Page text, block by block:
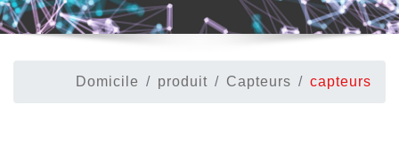
Domicile produit Capteurs capteurs